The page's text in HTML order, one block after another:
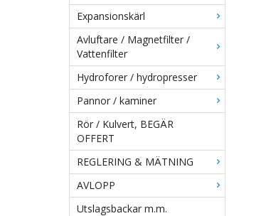
Expansionskärl
Avluftare / Magnetfilter /
Vattenfilter
Hydroforer / hydropresser
Pannor / kaminer
Rör / Kulvert, BEGÄR
OFFERT
REGLERING & MÄTNING
AVLOPP
Utslagsbackar m.m.